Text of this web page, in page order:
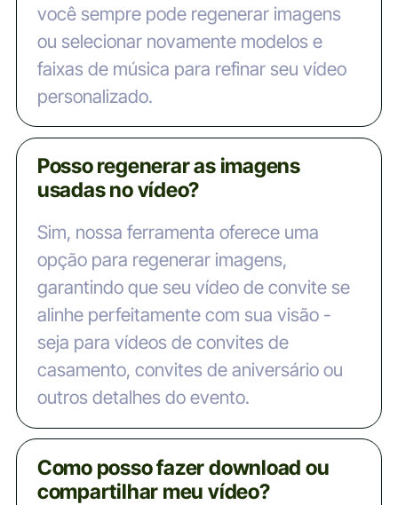
você sempre pode regenerar imagens
ou selecionar novamente modelos e
faixas de música para refinar seu vídeo
personalizado.
Posso regenerar as imagens
usadas no vídeo?
Sim, nossa ferramenta oferece uma
opção para regenerar imagens,
garantindo que seu vídeo de convite se
alinhe perfeitamente com sua visão -
seja para vídeos de convites de
casamento, convites de aniversário ou
outros detalhes do evento.
Como posso fazer download ou
compartilhar meu vídeo?